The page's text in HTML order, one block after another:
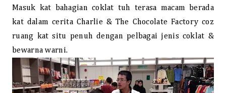
Masuk kat bahagian coklat tuh terasa macam berada
kat dalam cerita Charlie & The Chocolate Factory coz
ruang kat situ penuh dengan pelbagai jenis coklat &
bewarna warni.